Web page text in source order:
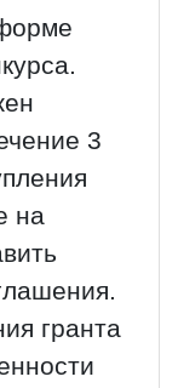
3
на
гранта